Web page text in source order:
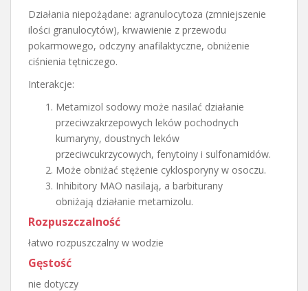
Działania niepożądane: agranulocytoza (zmniejszenie
ilości granulocytów), krwawienie z przewodu
pokarmowego, odczyny anafilaktyczne, obniżenie
ciśnienia tętniczego.
Interakcje:
Metamizol sodowy może nasilać działanie
przeciwzakrzepowych leków pochodnych
kumaryny, doustnych leków
przeciwcukrzycowych, fenytoiny i sulfonamidów.
Może obniżać stężenie cyklosporyny w osoczu.
Inhibitory MAO nasilają, a barbiturany
obniżają działanie metamizolu.
Rozpuszczalność
łatwo rozpuszczalny w wodzie
Gęstość
nie dotyczy